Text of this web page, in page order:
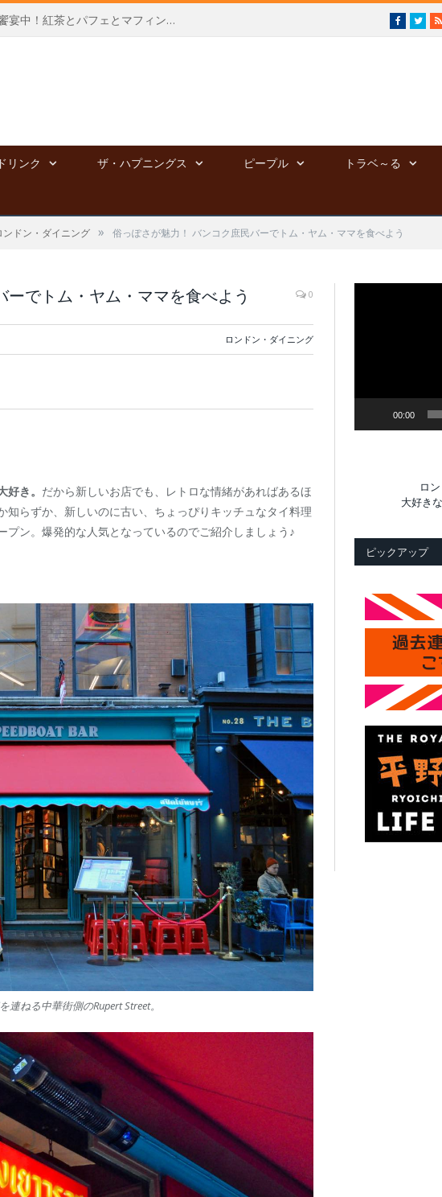
新宿高島屋にて、夢のポップアップ饗宴中！紅茶とパフェとマフィンと⭐︎～8/4 Facebook
リンク ザ・ハプニングス ピープル トラベ～る
ンドン・ダイニング » 俗っぽさが魅力！ バンコク庶民バーでトム・ヤム・ママを食べよう
でトム・ヤム・ママを食べよう 0
ロンドン・ダイニング
き。 だから新しいお店でも、レトロな情緒があればあるほ
らずか、新しいのに古い、ちょっぴりキッチュなタイ料理
ン。爆発的な人気となっているのでご紹介しましょう♪
連ねる中華街側のRupert Street。
00:00
ロ
大好き
ピックアップ